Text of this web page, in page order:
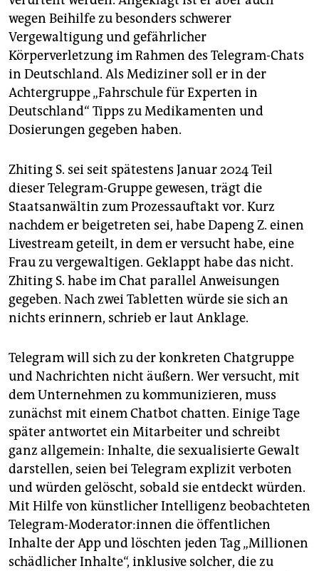
wegen Beihilfe zu besonders schwerer
Vergewaltigung und gefährlicher
Körperverletzung im Rahmen des Telegram-Chats
in Deutschland. Als Mediziner soll er in der
Achtergruppe „Fahrschule für Experten in
Deutschland“ Tipps zu Medikamenten und
Dosierungen gegeben haben.
Zhiting S. sei seit spätestens Januar 2024 Teil
dieser Telegram-Gruppe gewesen, trägt die
Staatsanwältin zum Prozessauftakt vor. Kurz
nachdem er beigetreten sei, habe Dapeng Z. einen
Livestream geteilt, in dem er versucht habe, eine
Frau zu vergewaltigen. Geklappt habe das nicht.
Zhiting S. habe im Chat parallel Anweisungen
gegeben. Nach zwei Tabletten würde sie sich an
nichts erinnern, schrieb er laut Anklage.
Telegram will sich zu der konkreten Chatgruppe
und Nachrichten nicht äußern. Wer versucht, mit
dem Unternehmen zu kommunizieren, muss
zunächst mit einem Chatbot chatten. Einige Tage
später antwortet ein Mitarbeiter und schreibt
ganz allgemein: Inhalte, die sexualisierte Gewalt
darstellen, seien bei Telegram explizit verboten
und würden gelöscht, sobald sie entdeckt würden.
Mit Hilfe von künstlicher Intelligenz beobachteten
Telegram-Moderator:innen die öffentlichen
Inhalte der App und löschten jeden Tag „Millionen
schädlicher Inhalte“, inklusive solcher, die zu